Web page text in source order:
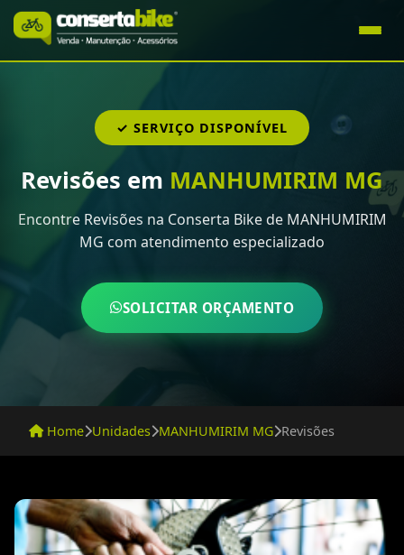
✓ SERVIÇO DISPONÍVEL
Revisões em MANHUMIRIM MG
Encontre Revisões na Conserta Bike de MANHUMIRIM
MG com atendimento especializado
SOLICITAR ORÇAMENTO
Home Unidades MANHUMIRIM MG Revisões